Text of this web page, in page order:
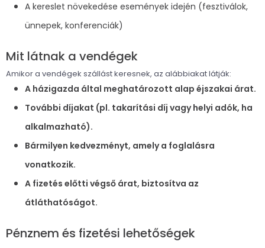
A kereslet növekedése események idején (fesztiválok,
ünnepek, konferenciák)
Mit látnak a vendégek
Amikor a vendégek szállást keresnek, az alábbiakat látják:
A házigazda által meghatározott alap éjszakai árat.
További díjakat (pl. takarítási díj vagy helyi adók, ha
alkalmazható).
Bármilyen kedvezményt, amely a foglalásra
vonatkozik.
A fizetés előtti végső árat, biztosítva az
átláthatóságot.
Pénznem és fizetési lehetőségek